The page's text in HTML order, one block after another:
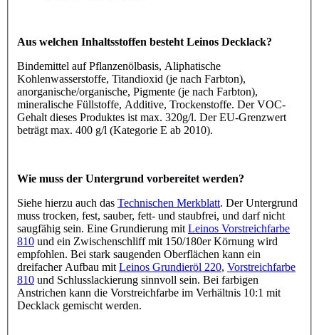
Aus welchen Inhaltsstoffen besteht Leinos Decklack?
Bindemittel auf Pflanzenölbasis, Aliphatische
Kohlenwasserstoffe, Titandioxid (je nach Farbton),
anorganische/organische, Pigmente (je nach Farbton),
mineralische Füllstoffe, Additive, Trockenstoffe. Der VOC-
Gehalt dieses Produktes ist max. 320g/l. Der EU-Grenzwert
beträgt max. 400 g/l (Kategorie E ab 2010).
Wie muss der Untergrund vorbereitet werden?
Siehe hierzu auch das Technischen Merkblatt. Der Untergrund
muss trocken, fest, sauber, fett- und staubfrei, und darf nicht
saugfähig sein. Eine Grundierung mit Leinos Vorstreichfarbe
810 und ein Zwischenschliff mit 150/180er Körnung wird
empfohlen. Bei stark saugenden Oberflächen kann ein
dreifacher Aufbau mit Leinos Grundieröl 220, Vorstreichfarbe
810 und Schlusslackierung sinnvoll sein. Bei farbigen
Anstrichen kann die Vorstreichfarbe im Verhältnis 10:1 mit
Decklack gemischt werden.